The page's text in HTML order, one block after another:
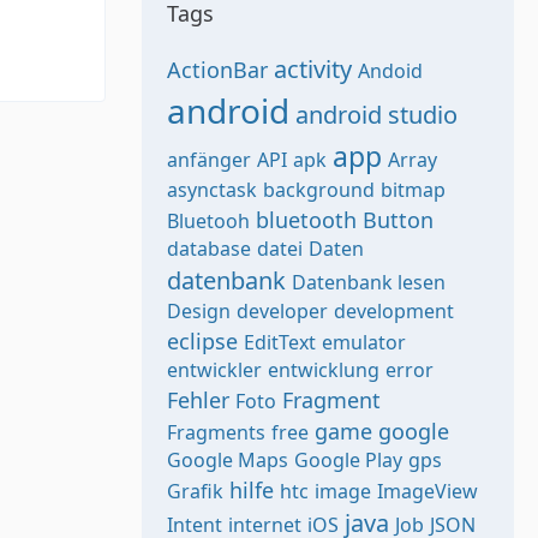
Tags
ActionBar activity Andoid
android android studio
anfänger API apk app Array
asynctask background bitmap
Bluetooh bluetooth Button
database datei Daten
datenbank Datenbank lesen
Design developer development
eclipse EditText emulator
entwickler entwicklung error
Fehler Foto Fragment
Fragments free game google
Google Maps Google Play gps
Grafik hilfe htc image ImageView
Intent internet iOS java Job JSON